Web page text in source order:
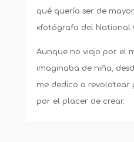
qué quería ser de
«fotógrafa del National
Aunque no viajo por el
imaginaba de niña,
me dedico a revolotear
por el placer de crear.